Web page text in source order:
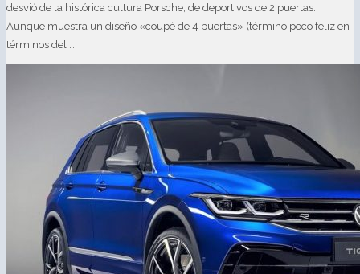
desvió de la histórica cultura Porsche, de deportivos de 2 puertas.
Aunque muestra un diseño «coupé de 4 puertas» (término poco feliz en
términos del …